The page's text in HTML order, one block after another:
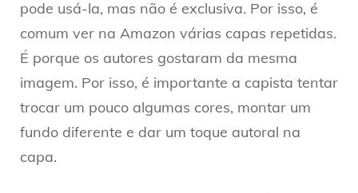
pode usá-la, mas não é exclusiva. Por isso, é
comum ver na Amazon várias capas repetidas.
É porque os autores gostaram da mesma
imagem. Por isso, é importante a capista tentar
trocar um pouco algumas cores, montar um
fundo diferente e dar um toque autoral na
capa.